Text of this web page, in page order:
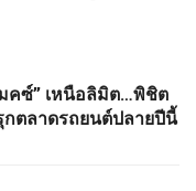
คซ์” เหนือลิมิต…พิชิต
ตลาดรถยนต์ปลายปีนี้